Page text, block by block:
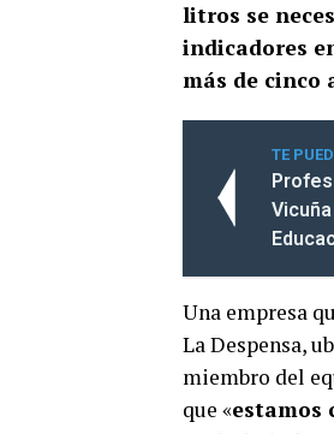
litros se
indicadores
más de cinco
TE
Una empresa
La Despensa,
miembro del
que «estamos